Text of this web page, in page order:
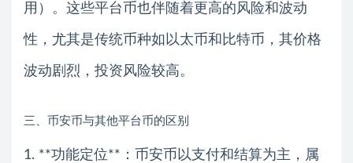
用）。这些平台币也伴随着更高的风险和波动
性，尤其是传统币种如以太币和比特币，其价格
波动剧烈，投资风险较高。
三、币安币与其他平台币的区别
1. **功能定位**：币安币以支付和结算为主，属